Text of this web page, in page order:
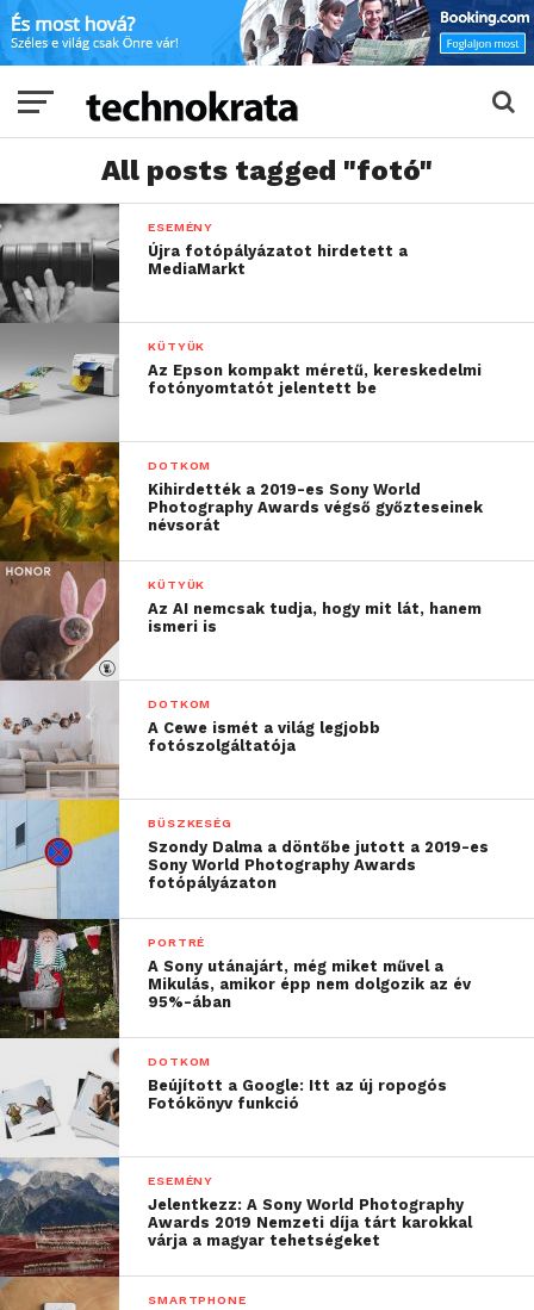
All posts tagged "fotó"
ESEMÉNY
Újra fotópályázatot hirdetett a
MediaMarkt
KÜTYÜK
Az Epson kompakt méretű, kereskedelmi
fotónyomtatót jelentett be
DOTKOM
Kihirdették a 2019-es Sony World
Photography Awards végső győzteseinek
névsorát
KÜTYÜK
Az AI nemcsak tudja, hogy mit lát, hanem
ismeri is
DOTKOM
A Cewe ismét a világ legjobb
fotószolgáltatója
BÜSZKESÉG
Szondy Dalma a döntőbe jutott a 2019-es
Sony World Photography Awards
fotópályázaton
PORTRÉ
A Sony utánajárt, még miket művel a
Mikulás, amikor épp nem dolgozik az év
95%-ában
DOTKOM
Beújított a Google: Itt az új ropogós
Fotókönyv funkció
ESEMÉNY
Jelentkezz: A Sony World Photography
Awards 2019 Nemzeti díja tárt karokkal
várja a magyar tehetségeket
SMARTPHONE